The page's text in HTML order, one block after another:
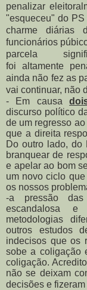
penalizar
"esqueceu" do
charme diárias
funcionários
parcela
foialtamente
ainda não fez as
vai continuar, não
- Em causa
discurso político
de um regresso
que a direita
Do outro lado, do
branquear de
e apelar ao bom
um novo ciclo
os nossos
-a pressão
escandalosa e
metodologias
outros estudos
indecisos que os
sobe a coligação
coligação.
não se deixam
decisões e